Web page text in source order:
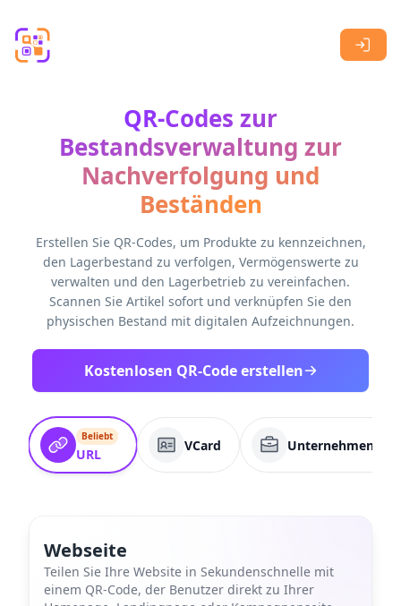
QR-Codes zur
Bestandsverwaltung zur
Nachverfolgung und
Beständen
Erstellen Sie QR-Codes, um Produkte zu kennzeichnen,
den Lagerbestand zu verfolgen, Vermögenswerte zu
verwalten und den Lagerbetrieb zu vereinfachen.
Scannen Sie Artikel sofort und verknüpfen Sie den
physischen Bestand mit digitalen Aufzeichnungen.
Kostenlosen QR-Code erstellen
Beliebt
URL
VCard
Webseite
Teilen Sie Ihre Website in Sekundenschnelle mit
einem QR-Code, der Benutzer direkt zu Ihrer